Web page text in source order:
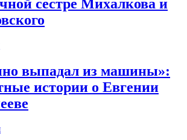
сестре Михалкова и
выпадал из машины»:
истории о Евгении